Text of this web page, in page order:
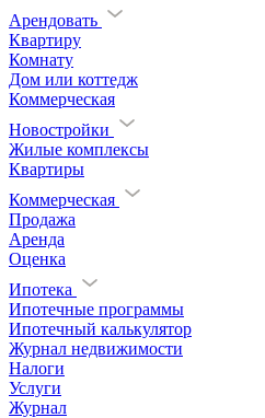
Арендовать
Квартиру
Комнату
Дом или коттедж
Коммерческая
Новостройки
Жилые комплексы
Квартиры
Коммерческая
Продажа
Аренда
Оценка
Ипотека
Ипотечные программы
Ипотечный калькулятор
Журнал недвижимости
Налоги
Услуги
Журнал